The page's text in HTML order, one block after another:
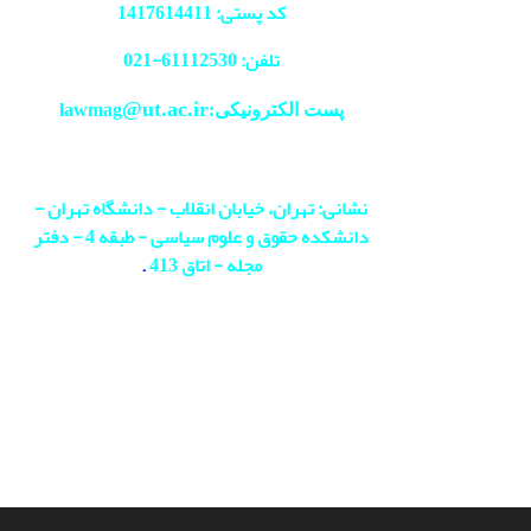
کد پستی: 1417614411
تلفن: 61112530-
021
پست الکترونیکی:lawmag@ut.ac.ir
نشانی: تهران، خیابان انقلاب - دانشگاه تهران -
دانشکده حقوق و علوم سیاسی - طبقه 4 - دفتر
مجله - اتاق 413
.